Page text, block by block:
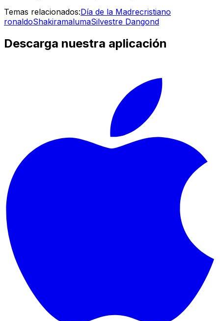
Temas relacionados:Día de la Madrecristiano
ronaldoShakiramalumaSilvestre Dangond
Descarga nuestra aplicación